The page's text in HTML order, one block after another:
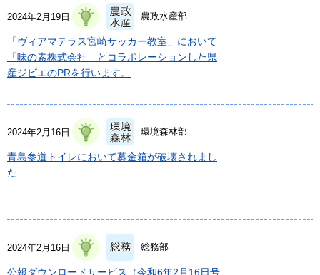
2024年2月19日 農政水産部
「ヴィアマテラス宮崎サッカー教室」において
「味の素株式会社」とコラボレーションした県
産ジビエのPRを行います。
2024年2月16日 環境森林部
青島参道トイレにおいて募金箱が破壊されまし
た
2024年2月16日 総務部
公報ダウンロードサービス（令和6年2月16日号